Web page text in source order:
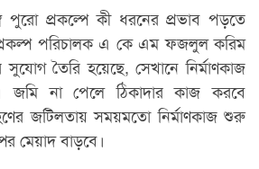
পুরো প্রকল্পে কী ধরনের প্রভাব পড়তে
পরিচালক এ কে এম ফজলুল করিম
তৈরি হয়েছে, সেখানে নির্মাণকাজ
জমি না পেলে ঠিকাদার কাজ করবে
জটিলতায় সময়মতো নির্মাণকাজ শুরু
মেয়াদ বাড়বে।